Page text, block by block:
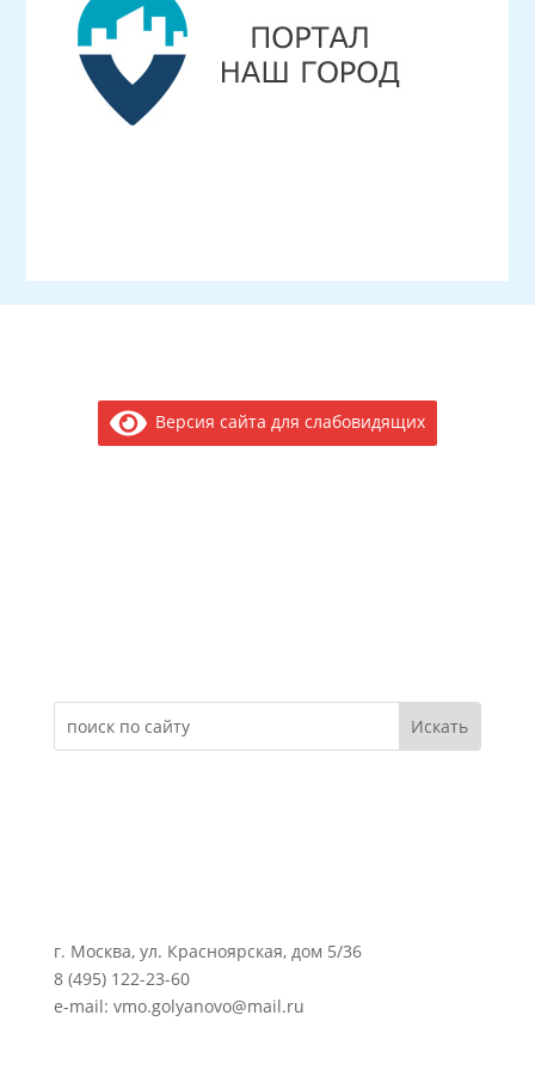
Версия сайта для слабовидящих
г. Москва, ул. Красноярская, дом 5/36
8 (495) 122-23-60
e-mail: vmo.golyanovo@mail.ru